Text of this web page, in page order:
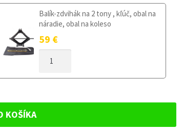
Balík-zdvihák na 2 tony , kľúč, obal na
náradie, obal na koleso
59 €
DOJAZDOVÉ
2008-
125/80R15
KOŠÍKA